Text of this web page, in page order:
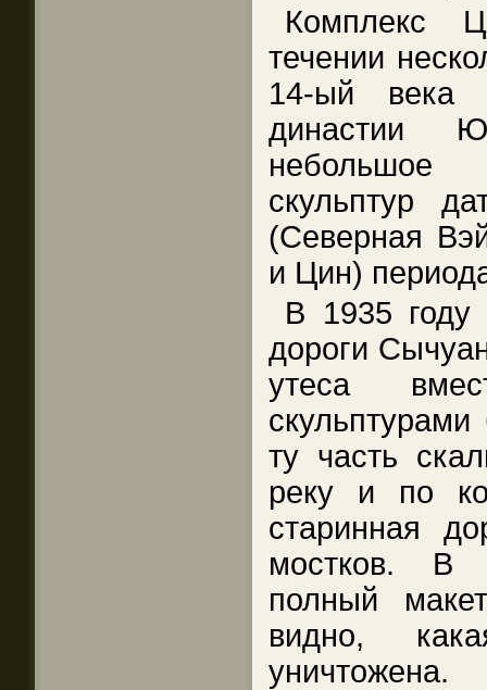
Комплекс
течении
14-ый века
династии
небольшое
скульптур
(Северная
и Цин)
В 1935 году
дороги
утеса
ту часть
реку и по
старинная
мостков. В
полный
видно,
уничтожена.